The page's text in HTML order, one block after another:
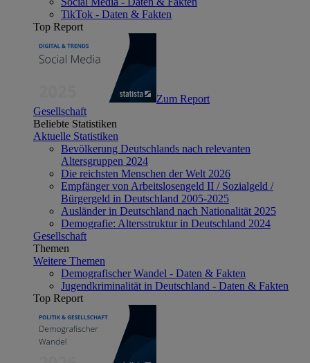
TikTok - Daten & Fakten
Top Report
Zum Report
Gesellschaft
Beliebte Statistiken
Aktuelle Statistiken
Bevölkerung Deutschlands nach relevanten
Altersgruppen 2024
Die reichsten Menschen der Welt 2026
Empfänger von Arbeitslosengeld II / Sozialgeld /
Bürgergeld in Deutschland 2005-2025
Ausländer in Deutschland nach Nationalität 2025
Demografie: Altersstruktur in Deutschland 2024
Gesellschaft
Themen
Weitere Themen
Demografischer Wandel - Daten & Fakten
Jugendkriminalität in Deutschland - Daten & Fakten
Top Report